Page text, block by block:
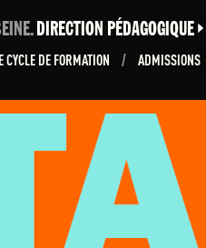
DIRECTION PÉDAGOGIQUE
CYCLE DE FORMATION / ADMISSIONS